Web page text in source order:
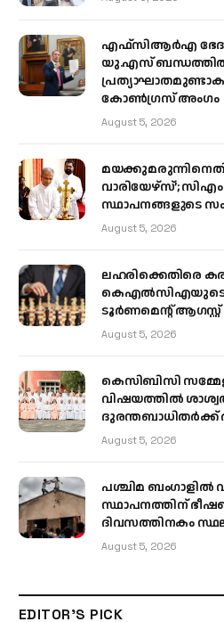
എഫ്‌സിആർഎ
യു.എസ്
കോൺഗ്രസ് അംഗം
August 5, 2026
വാരിയേഴ്‌സ്’;
സ്ഥാപനങ്ങളുടെ
August 5, 2026
ലഹരിക്കെതിരെ
കെഎൽസിഎയുടെ
ടൂർണമെന്റ് ആഗസ്റ്റ്
August 5, 2026
കെസിബിസി
വിഷയത്തിൽ
ദുരന്തബാധിതർക്ക്
August 5, 2026
പശ്ചിമ
സ്ഥാപനത്തിന്
ദിവസത്തിനകം
August 5, 2026
EDITOR'S PICK